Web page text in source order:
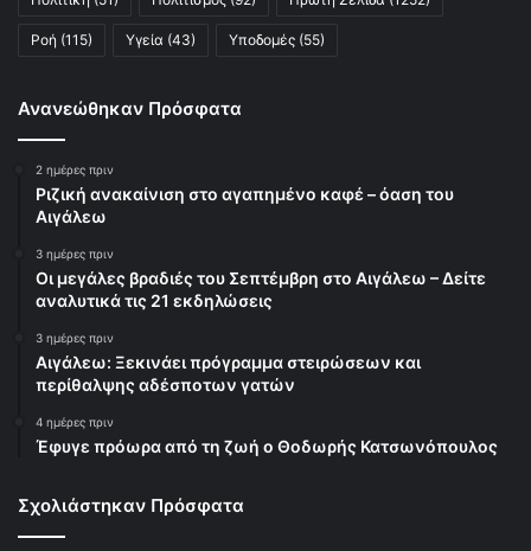
Ροή (115) Υγεία (43) Υποδομές (55)
Ανανεώθηκαν Πρόσφατα
2 ημέρες πριν
Ριζική ανακαίνιση στο αγαπημένο καφέ – όαση του
Αιγάλεω
3 ημέρες πριν
Οι μεγάλες βραδιές του Σεπτέμβρη στο Αιγάλεω – Δείτε
αναλυτικά τις 21 εκδηλώσεις
3 ημέρες πριν
Αιγάλεω: Ξεκινάει πρόγραμμα στειρώσεων και
περίθαλψης αδέσποτων γατών
4 ημέρες πριν
Έφυγε πρόωρα από τη ζωή ο Θοδωρής Κατσωνόπουλος
Σχολιάστηκαν Πρόσφατα